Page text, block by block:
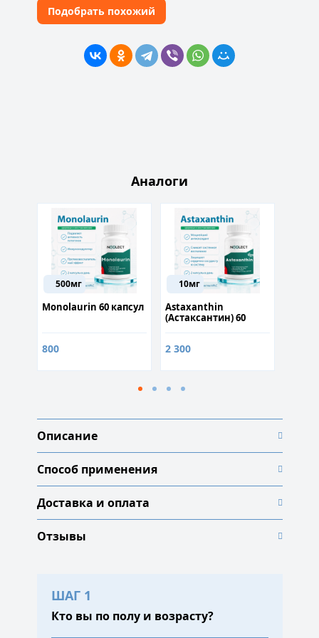
Подобрать похожий
Аналоги
500мг
Monolaurin 60 капсул
800
10мг
Astaxanthin
(Астаксантин) 60
2 300
Описание
Способ применения
Доставка и оплата
Отзывы
ШАГ 1
Кто вы по полу и возрасту?